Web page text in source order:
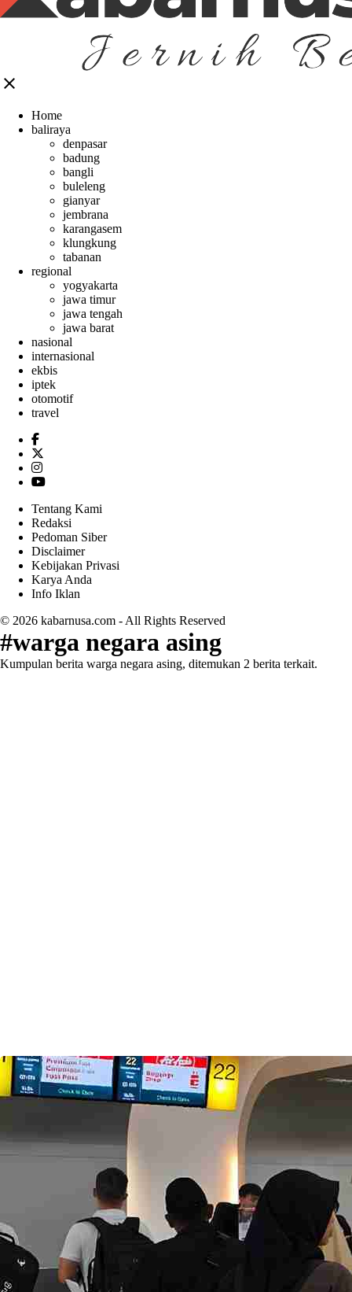
close
Home
baliraya
denpasar
badung
bangli
buleleng
gianyar
jembrana
karangasem
klungkung
tabanan
regional
yogyakarta
jawa timur
jawa tengah
jawa barat
nasional
internasional
ekbis
iptek
otomotif
travel
Tentang Kami
Redaksi
Pedoman Siber
Disclaimer
Kebijakan Privasi
Karya Anda
Info Iklan
© 2026 kabarnusa.com - All Rights Reserved
#warga negara asing
Kumpulan berita warga negara asing, ditemukan 2 berita terkait.